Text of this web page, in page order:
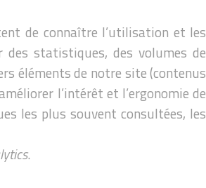
de connaître l’utilisation et les
des statistiques, des volumes de
éléments de notre site (contenus
l’intérêt et l’ergonomie de
les plus souvent consultées, les
.